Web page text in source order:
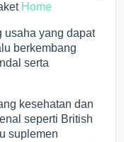
Home
usaha yang dapat
berkembang
serta
kesehatan dan
seperti British
suplemen